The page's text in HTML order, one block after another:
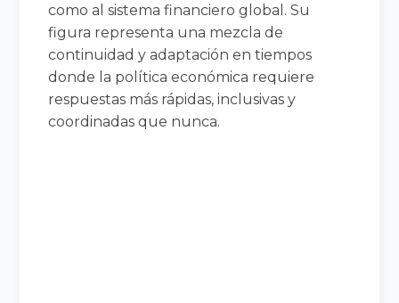
como al sistema financiero global. Su
figura representa una mezcla de
continuidad y adaptación en tiempos
donde la política económica requiere
respuestas más rápidas, inclusivas y
coordinadas que nunca.